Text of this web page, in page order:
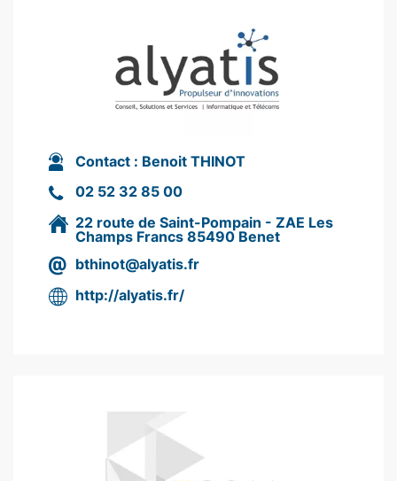
Contact : Benoit THINOT
02 52 32 85 00
22 route de Saint-Pompain - ZAE Les
Champs Francs 85490 Benet
bthinot@alyatis.fr
http://alyatis.fr/